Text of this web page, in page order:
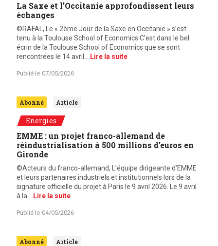
La Saxe et l’Occitanie approfondissent leurs
échanges
©RAFAL, Le « 2ème Jour de la Saxe en Occitanie » s’est
tenu à la Toulouse School of Economics C’est dans le bel
écrin de la Toulouse School of Economics que se sont
rencontrées le 14 avril…
Lire la suite
Publié le 07/05/2026
Abonné Article
Energies
EMME : un projet franco-allemand de
réindustrialisation à 500 millions d’euros en
Gironde
©Acteurs du franco-allemand, L’équipe dirigeante d’EMME
et leurs partenaires industriels et institutionnels lors de la
signature officielle du projet à Paris le 9 avril 2026. Le 9 avril
à la…
Lire la suite
Publié le 04/05/2026
Abonné Article